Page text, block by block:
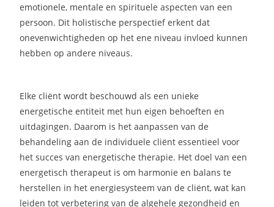
emotionele, mentale en spirituele aspecten van een
persoon. Dit holistische perspectief erkent dat
onevenwichtigheden op het ene niveau invloed kunnen
hebben op andere niveaus.
Elke cliënt wordt beschouwd als een unieke
energetische entiteit met hun eigen behoeften en
uitdagingen. Daarom is het aanpassen van de
behandeling aan de individuele cliënt essentieel voor
het succes van energetische therapie. Het doel van een
energetisch therapeut is om harmonie en balans te
herstellen in het energiesysteem van de cliënt, wat kan
leiden tot verbetering van de algehele gezondheid en